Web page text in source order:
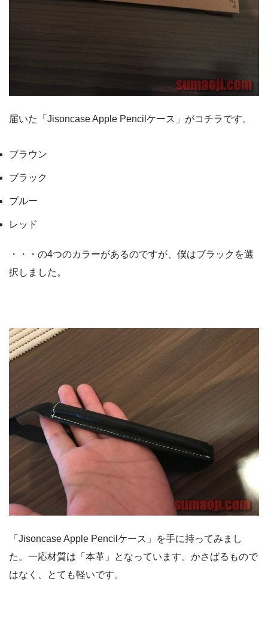
届いた「Jisoncase Apple Pencilケース」がコチラです。
ブラウン
ブラック
ブルー
レッド
・・・の4つのカラーがあるのですが、僕はブラックを選
択しました。
「Jisoncase Apple Pencilケース」を手に持ってみまし
た。一応材質は「本革」となっています。かさばるもので
はなく、とても軽いです。